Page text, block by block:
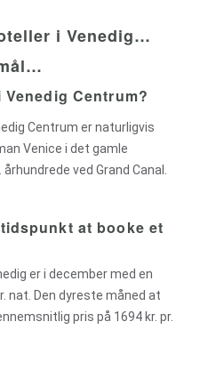
i Venedig…
Centrum?
Centrum er naturligvis
Venice i det gamle
ved Grand Canal.
at booke et
er i december med en
nat. Den dyreste måned at
pris på 1694 kr. pr.